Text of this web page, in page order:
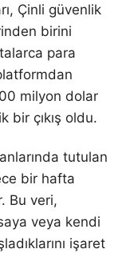
Çinli güvenlik
birini
para
milyon dolar
bir çıkış oldu.
tutulan
bir hafta
Bu veri,
veya kendi
işaret